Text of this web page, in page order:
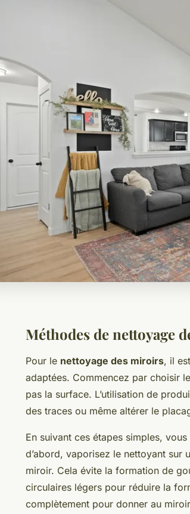
Méthodes de nettoyage
Pour le nettoyage des miroirs, il
adaptées. Commencez par choisir
pas la surface. L’utilisation de
des traces ou même altérer le
En suivant ces étapes simples,
d’abord, vaporisez le nettoyant
miroir. Cela évite la formation de
circulaires légers pour réduire la
complètement pour donner au